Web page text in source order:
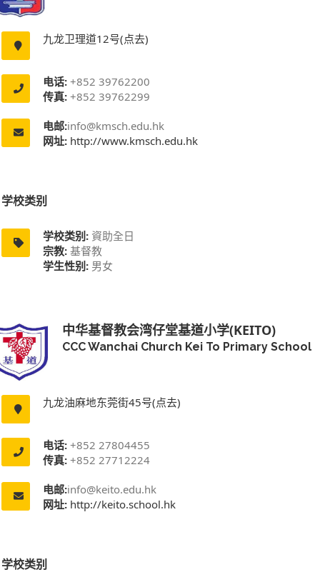
九龙卫理道12号(点去)
电话: +852 39762200
传真: +852 39762299
电邮:info@kmsch.edu.hk
网址: http://www.kmsch.edu.hk
学校类别
学校类别: 資助全日
宗教: 基督教
学生性别: 男女
中华基督教会湾仔堂基道小学(KEITO)
CCC Wanchai Church Kei To Primary School
九龙油麻地东莞街45号(点去)
电话: +852 27804455
传真: +852 27712224
电邮:info@keito.edu.hk
网址: http://keito.school.hk
学校类别